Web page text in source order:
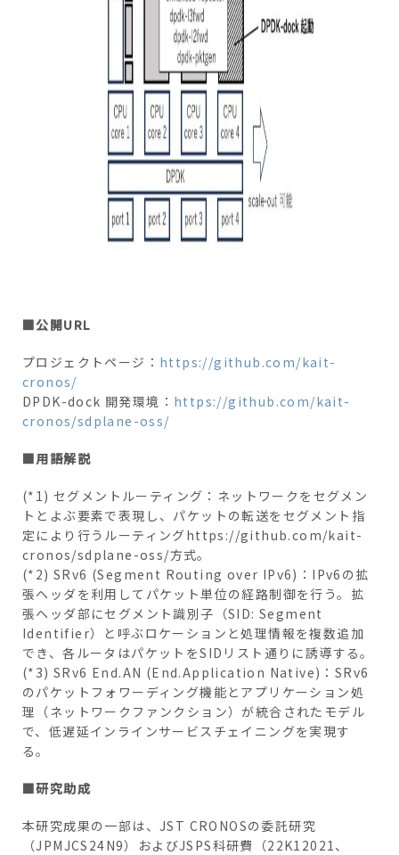
■公開URL
プロジェクトページ： https://github.com/kait-
cronos/
DPDK-dock 開発環境： https://github.com/kait-
cronos/sdplane-oss/
■用語解説
(*1) セグメントルーティング：ネットワークをセグメン
トとよぶ要素で表現し、パケットの転送をセグメント指
定により行うルーティングhttps://github.com/kait-
cronos/sdplane-oss/方式。
(*2) SRv6 (Segment Routing over IPv6)：IPv6の拡
張ヘッダを利用してパケット単位の経路制御を行う。拡
張ヘッダ部にセグメント識別子（SID: Segment
Identifier）と呼ぶロケーションと処理情報を複数追加
でき、各ルータはパケットをSIDリスト通りに誘導する。
(*3) SRv6 End.AN (End.Application Native)：SRv6
のパケットフォワーディング機能とアプリケーション処
理（ネットワークファンクション）が統合されたモデル
で、低遅延インラインサービスチェイニングを実現す
る。
■研究助成
本研究成果の一部は、JST CRONOSの委託研究
（JPMJCS24N9）およびJSPS科研費（22K12021、